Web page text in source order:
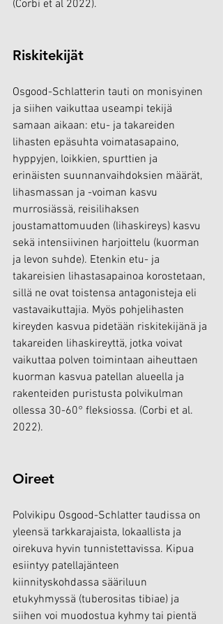
(Corbi et al 2022).
Riskitekijät
Osgood-Schlatterin tauti on monisyinen
ja siihen vaikuttaa useampi tekijä
samaan aikaan: etu- ja takareiden
lihasten epäsuhta voimatasapaino,
hyppyjen, loikkien, spurttien ja
erinäisten suunnanvaihdoksien määrät,
lihasmassan ja -voiman kasvu
murrosiässä, reisilihaksen
joustamattomuuden (lihaskireys) kasvu
sekä intensiivinen harjoittelu (kuorman
ja levon suhde). Etenkin etu- ja
takareisien lihastasapainoa korostetaan,
sillä ne ovat toistensa antagonisteja eli
vastavaikuttajia. Myös pohjelihasten
kireyden kasvua pidetään riskitekijänä ja
takareiden lihaskireyttä, jotka voivat
vaikuttaa polven toimintaan aiheuttaen
kuorman kasvua patellan alueella ja
rakenteiden puristusta polvikulman
ollessa 30-60° fleksiossa. (Corbi et al.
2022).
Oireet
Polvikipu Osgood-Schlatter taudissa on
yleensä tarkkarajaista, lokaallista ja
oirekuva hyvin tunnistettavissa. Kipua
esiintyy patellajänteen
kiinnityskohdassa sääriluun
etukyhmyssä (tuberositas tibiae) ja
siihen voi muodostua kyhmy tai pientä